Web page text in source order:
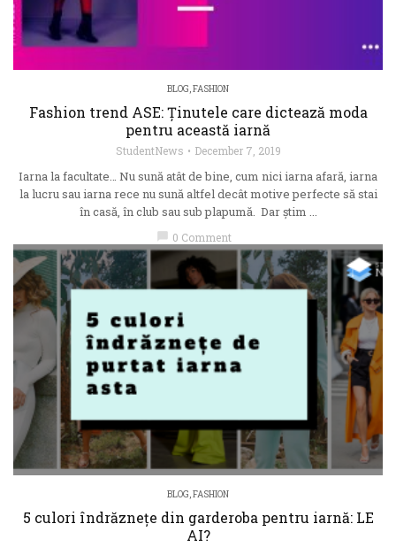
BLOG FASHION
Fashion trend ASE: Ținutele care dictează moda
pentru această iarnă
StudentNews December 7, 2019
Iarna la facultate… Nu sună atât de bine, cum nici iarna afară, iarna
la lucru sau iarna rece nu sună altfel decât motive perfecte să stai
în casă, în club sau sub plapumă. Dar știm ...
0 Comment
BLOG,FASHION
5 culori îndrăznețe din garderoba pentru iarnă: LE
AI?